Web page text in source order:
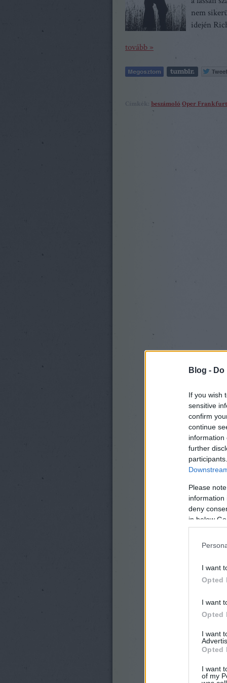
Blog -
If you wish
sensitive
confirm
continue
information
further
Please
information
deny
in below
I want
Opted
I want
Opted
I want
Opted
I want
of my
nem
idején
tovább »
beszámoló Oper Frankfurt